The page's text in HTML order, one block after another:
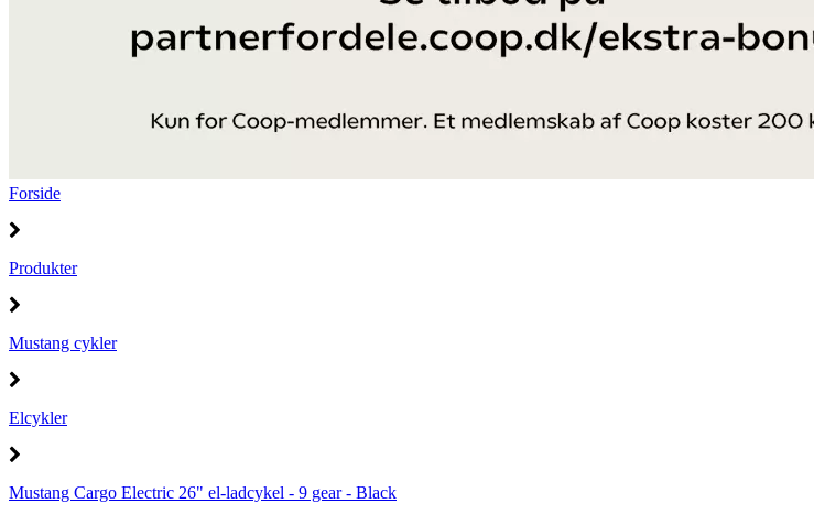
Forside
Produkter
Mustang cykler
Elcykler
Mustang Cargo Electric 26" el-ladcykel - 9 gear - Black